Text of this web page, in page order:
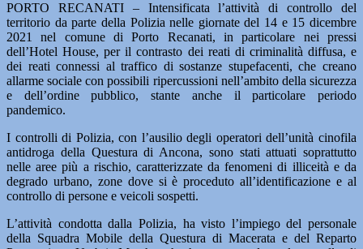
PORTO RECANATI – Intensificata l’attività di controllo del
territorio da parte della Polizia nelle giornate del 14 e 15 dicembre
2021 nel comune di Porto Recanati, in particolare nei pressi
dell’Hotel House, per il contrasto dei reati di criminalità diffusa, e
dei reati connessi al traffico di sostanze stupefacenti, che creano
allarme sociale con possibili ripercussioni nell’ambito della sicurezza
e dell’ordine pubblico, stante anche il particolare periodo
pandemico.
I controlli di Polizia, con l’ausilio degli operatori dell’unità cinofila
antidroga della Questura di Ancona, sono stati attuati soprattutto
nelle aree più a rischio, caratterizzate da fenomeni di illiceità e da
degrado urbano, zone dove si è proceduto all’identificazione e al
controllo di persone e veicoli sospetti.
L’attività condotta dalla Polizia, ha visto l’impiego del personale
della Squadra Mobile della Questura di Macerata e del Reparto